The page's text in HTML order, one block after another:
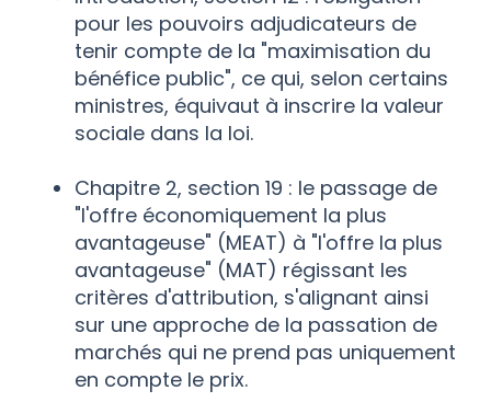
pour les pouvoirs adjudicateurs de
tenir compte de la "maximisation du
bénéfice public", ce qui, selon certains
ministres, équivaut à inscrire la valeur
sociale dans la loi.
Chapitre 2, section 19 : le passage de
"l'offre économiquement la plus
avantageuse" (MEAT) à "l'offre la plus
avantageuse" (MAT) régissant les
critères d'attribution, s'alignant ainsi
sur une approche de la passation de
marchés qui ne prend pas uniquement
en compte le prix.